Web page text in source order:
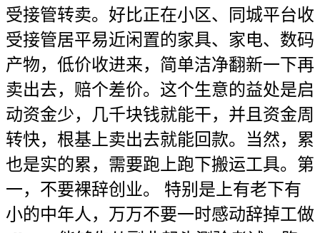
受接管转卖。好比正在小区、同城平台收
受接管居平易近闲置的家具、家电、数码
产物，低价收进来，简单洁净翻新一下再
卖出去，赔个差价。这个生意的益处是启
动资金少，几千块钱就能干，并且资金周
转快，根基上卖出去就能回款。当然，累
也是实的累，需要跑上跑下搬运工具。第
一，不要裸辞创业。 特别是上有老下有
小的中年人，万万不要一时感动辞掉工做